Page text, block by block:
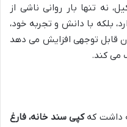
نه تنها بار روانی ناشی از
بلکه با دانش و تجربه خود،
قابل توجهی افزایش می دهد
می کند.
داشت کهکپی سند خانه، فارغ